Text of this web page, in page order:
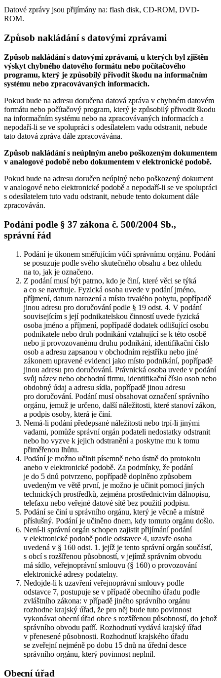
Datové zprávy jsou přijímány na: flash disk, CD-ROM, DVD-
ROM.
Způsob nakládání s datovými zprávami
Způsob nakládání s datovými zprávami, u kterých byl zjištěn
výskyt chybného datového formátu nebo počítačového
programu, který je způsobilý přivodit škodu na informačním
systému nebo zpracovávaných informacích.
Pokud bude na adresu doručena datová zpráva v chybném datovém
formátu nebo počítačový program, který je způsobilý přivodit škodu
na informačním systému nebo na zpracovávaných informacích a
nepodaří-li se ve spolupráci s odesílatelem vadu odstranit, nebude
tato datová zpráva dále zpracovávána.
Způsob nakládání s neúplným anebo poškozeným dokumentem
v analogové podobě nebo dokumentem v elektronické podobě.
Pokud bude na adresu doručen neúplný nebo poškozený dokument
v analogové nebo elektronické podobě a nepodaří-li se ve spolupráci
s odesílatelem tuto vadu odstranit, nebude tento dokument dále
zpracováván.
Podání podle § 37 zákona č. 500/2004 Sb.,
správní řád
Podání je úkonem směřujícím vůči správnímu orgánu. Podání
se posuzuje podle svého skutečného obsahu a bez ohledu
na to, jak je označeno.
Z podání musí být patrno, kdo je činí, které věci se týká
a co se navrhuje. Fyzická osoba uvede v podání jméno,
příjmení, datum narození a místo trvalého pobytu, popřípadě
jinou adresu pro doručování podle § 19 odst. 4. V podání
souvisejícím s její podnikatelskou činností uvede fyzická
osoba jméno a příjmení, popřípadě dodatek odlišující osobu
podnikatele nebo druh podnikání vztahující se k této osobě
nebo jí provozovanému druhu podnikání, identifikační číslo
osob a adresu zapsanou v obchodním rejstříku nebo jiné
zákonem upravené evidenci jako místo podnikání, popřípadě
jinou adresu pro doručování. Právnická osoba uvede v podání
svůj název nebo obchodní firmu, identifikační číslo osob nebo
obdobný údaj a adresu sídla, popřípadě jinou adresu
pro doručování. Podání musí obsahovat označení správního
orgánu, jemuž je určeno, další náležitosti, které stanoví zákon,
a podpis osoby, která je činí.
Nemá-li podání předepsané náležitosti nebo trpí-li jinými
vadami, pomůže správní orgán podateli nedostatky odstranit
nebo ho vyzve k jejich odstranění a poskytne mu k tomu
přiměřenou lhůtu.
Podání je možno učinit písemně nebo ústně do protokolu
anebo v elektronické podobě. Za podmínky, že podání
je do 5 dnů potvrzeno, popřípadě doplněno způsobem
uvedeným ve větě první, je možno je učinit pomocí jiných
technických prostředků, zejména prostřednictvím dálnopisu,
telefaxu nebo veřejné datové sítě bez použití podpisu.
Podání se činí u správního orgánu, který je věcně a místně
příslušný. Podání je učiněno dnem, kdy tomuto orgánu došlo.
Není-li správní orgán schopen zajistit přijímání podání
v elektronické podobě podle odstavce 4, uzavře osoba
uvedená v § 160 odst. 1. jejíž je tento správní orgán součástí,
s obcí s rozšířenou působností, v jejímž správním obvodu
má sídlo, veřejnoprávní smlouvu (§ 160) o provozování
elektronické adresy podatelny.
Nedojde-li k uzavření veřejnoprávní smlouvy podle
odstavce 7, postupuje se v případě obecního úřadu podle
zvláštního zákona: v případě jiného správního orgánu
rozhodne krajský úřad, že pro něj bude tuto povinnost
vykonávat obecní úřad obce s rozšířenou působností, do jehož
správního obvodu patří. Rozhodnutí vydává krajský úřad
v přenesené působnosti. Rozhodnutí krajského úřadu
se zveřejní nejméně po dobu 15 dnů na úřední desce
správního orgánu, který povinnost neplnil.
Obecní úřad